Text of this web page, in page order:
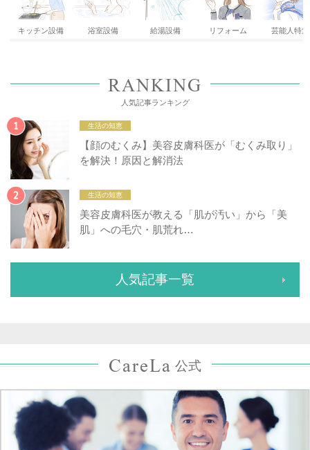
キッチン設備 浴室設備 給湯設備 リフォーム 芸能人特集
RANKING
人気記事ランキング
生活の知恵
【顔のむくみ】美容皮膚科医が「むくみ取り」
を解決！原因と解消法
生活の知恵
美容皮膚科医が教える「肌が汚い」から「美
肌」への毛穴・肌荒れ…
人気記事一覧
CareLa 公式